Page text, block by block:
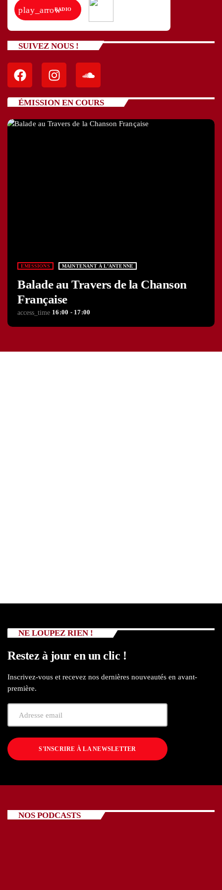
play_arrowRADIO
SUIVEZ NOUS !
ÉMISSION EN COURS
EMISSIONS MAINTENANT À L’ANTENNE
Balade au Travers de la Chanson
Française
access_time 16:00 - 17:00
NE LOUPEZ RIEN !
Restez à jour en un clic !
Inscrivez-vous et recevez nos dernières nouveautés en avant-
première.
S'INSCRIRE À LA NEWSLETTER
NOS PODCASTS